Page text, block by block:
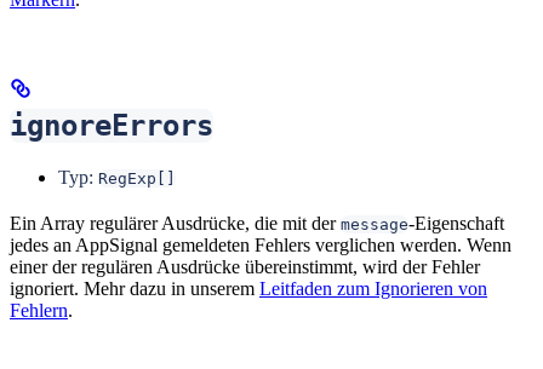
ignoreErrors
Typ: RegExp[]
Ein Array regulärer Ausdrücke, die mit der message-Eigenschaft
jedes an AppSignal gemeldeten Fehlers verglichen werden. Wenn
einer der regulären Ausdrücke übereinstimmt, wird der Fehler
ignoriert. Mehr dazu in unserem Leitfaden zum Ignorieren von
Fehlern.